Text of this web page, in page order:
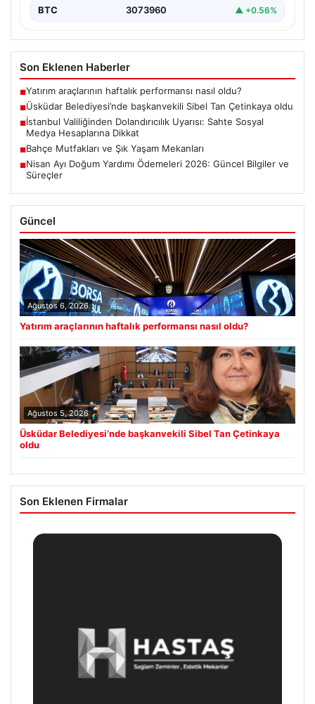
BTC 3073960 ▲ +0.56%
Son Eklenen Haberler
■Yatırım araçlarının haftalık performansı nasıl oldu?
■Üsküdar Belediyesi’nde başkanvekili Sibel Tan Çetinkaya oldu
■İstanbul Valiliğinden Dolandırıcılık Uyarısı: Sahte Sosyal
Medya Hesaplarına Dikkat
■Bahçe Mutfakları ve Şık Yaşam Mekanları
■Nisan Ayı Doğum Yardımı Ödemeleri 2026: Güncel Bilgiler ve
Süreçler
Güncel
Ağustos 6, 2026
Yatırım araçlarının haftalık performansı nasıl oldu?
Ağustos 5, 2026
Üsküdar Belediyesi’nde başkanvekili Sibel Tan Çetinkaya
oldu
Son Eklenen Firmalar